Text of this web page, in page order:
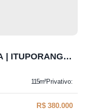
| ITUPORANGA
e fácil acesso
R$ 380.000
Privativo:
115m²